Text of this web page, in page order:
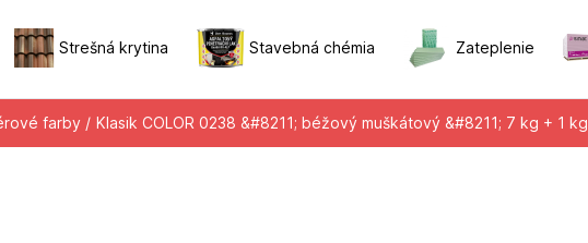
Strešná krytina Stavebná chémia Zateplenie
farby / Klasik COLOR 0238 &#8211; béžový muškátový &#8211; 7 kg + 1 kg